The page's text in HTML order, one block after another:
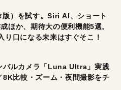
版）を試す。Siri AI、ショート
ほか、期待大の便利機能5選。
口になる未来はすぐそこ！
バルカメラ「Luna Ultra」実践
8K比較・ズーム・夜間撮影をチ